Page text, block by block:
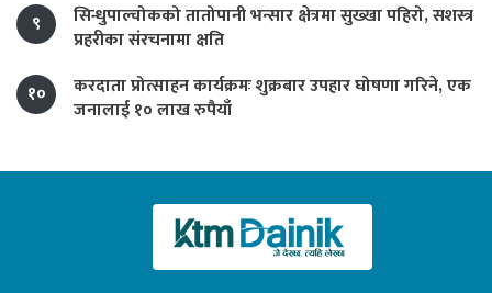
९
सिन्धुपाल्चोकको तातोपानी भन्सार क्षेत्रमा सुख्खा पहिरो, सशस्त्र
प्रहरीका संरचनामा क्षति
१०
करदाता प्रोत्साहन कार्यक्रमः शुक्रबार उपहार घोषणा गरिने, एक
जनालाई १० लाख रुपैयाँ